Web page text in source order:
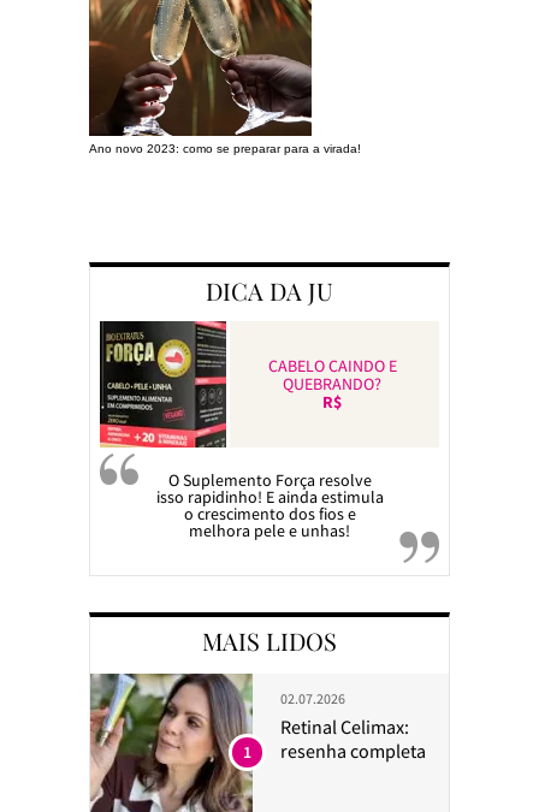
Ano novo 2023: como se preparar para a virada!
DICA DA JU
CABELO CAINDO E
QUEBRANDO?
R$
O Suplemento Força resolve
isso rapidinho! E ainda estimula
o crescimento dos fios e
melhora pele e unhas!
MAIS LIDOS
02.07.2026
Retinal Celimax:
resenha completa
1